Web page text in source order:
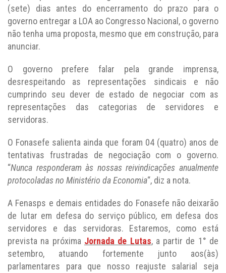
(sete) dias antes do encerramento do prazo para o
governo entregar a LOA ao Congresso Nacional, o governo
não tenha uma proposta, mesmo que em construção, para
anunciar.
O governo prefere falar pela grande imprensa,
desrespeitando as representações sindicais e não
cumprindo seu dever de estado de negociar com as
representações das categorias de servidores e
servidoras.
O Fonasefe salienta ainda que foram 04 (quatro) anos de
tentativas frustradas de negociação com o governo.
“Nunca responderam às nossas reivindicações anualmente
protocoladas no Ministério da Economia“, diz a nota.
A Fenasps e demais entidades do Fonasefe não deixarão
de lutar em defesa do serviço público, em defesa dos
servidores e das servidoras. Estaremos, como está
prevista na próxima Jornada de Lutas, a partir de 1° de
setembro, atuando fortemente junto aos(às)
parlamentares para que nosso reajuste salarial seja